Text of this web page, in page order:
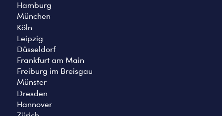
Hamburg
München
Köln
Leipzig
Düsseldorf
Frankfurt am Main
Freiburg im Breisgau
Münster
Dresden
Hannover